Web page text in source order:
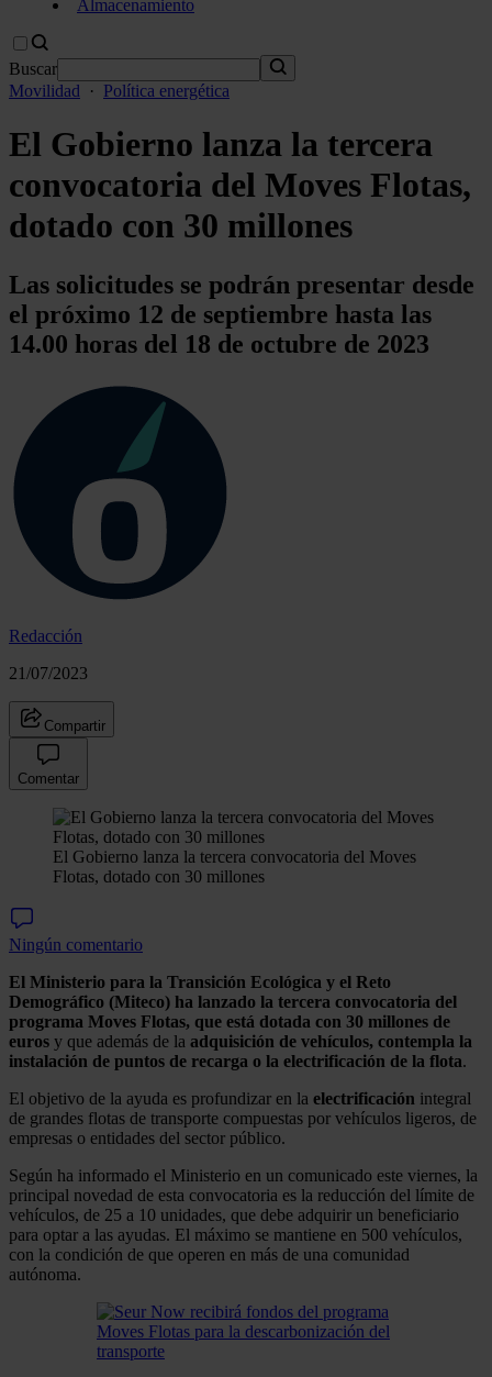
Almacenamiento
Buscar
Movilidad
· Política energética
El Gobierno lanza la tercera
convocatoria del Moves Flotas,
dotado con 30 millones
Las solicitudes se podrán presentar desde
el próximo 12 de septiembre hasta las
14.00 horas del 18 de octubre de 2023
Redacción
21/07/2023
Compartir
Comentar
El Gobierno lanza la tercera convocatoria del Moves
Flotas, dotado con 30 millones
Ningún comentario
El Ministerio para la Transición Ecológica y el Reto
Demográfico (Miteco) ha lanzado la tercera convocatoria del
programa Moves Flotas, que está dotada con 30 millones de
euros y que además de la adquisición de vehículos, contempla la
instalación de puntos de recarga o la electrificación de la flota.
El objetivo de la ayuda es profundizar en la electrificación integral
de grandes flotas de transporte compuestas por vehículos ligeros, de
empresas o entidades del sector público.
Según ha informado el Ministerio en un comunicado este viernes, la
principal novedad de esta convocatoria es la reducción del límite de
vehículos, de 25 a 10 unidades, que debe adquirir un beneficiario
para optar a las ayudas. El máximo se mantiene en 500 vehículos,
con la condición de que operen en más de una comunidad
autónoma.